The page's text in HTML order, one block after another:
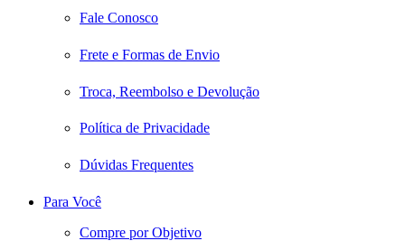
Fale Conosco
Frete e Formas de Envio
Troca, Reembolso e Devolução
Política de Privacidade
Dúvidas Frequentes
Para Você
Compre por Objetivo